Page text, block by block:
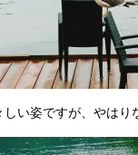
しい姿ですが、やはり